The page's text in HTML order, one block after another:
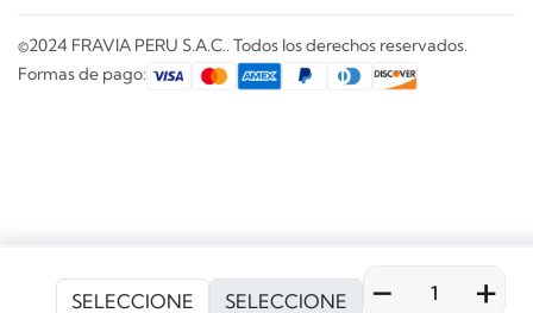
- +
©2024 FRAVIA PERU S.A.C.. Todos los derechos reservados.
Formas de pago:
Comprar Categorias Buscar Mi cuenta Carrito